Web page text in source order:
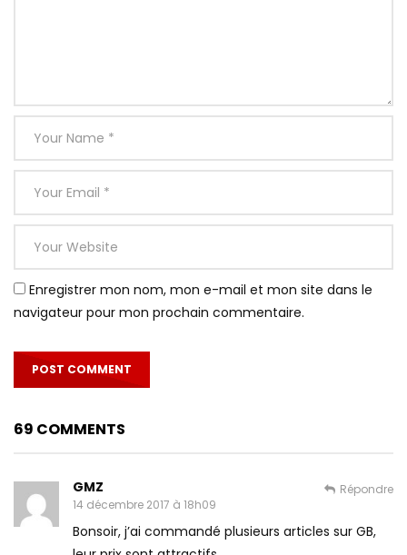
Enregistrer mon nom, mon e-mail et mon site dans le
navigateur pour mon prochain commentaire.
69 COMMENTS
GMZ
14 décembre 2017 à 18h09
Bonsoir, j’ai commandé plusieurs articles sur GB,
Répondre